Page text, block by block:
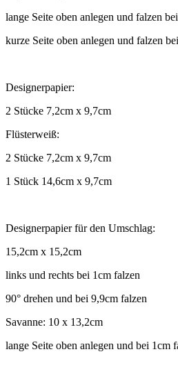
lange Seite oben anlegen und falzen
kurze Seite oben anlegen und falzen
Designerpapier:
2 Stücke 7,2cm x 9,7cm
Flüsterweiß:
2 Stücke 7,2cm x 9,7cm
1 Stück 14,6cm x 9,7cm
Designerpapier für den Umschlag:
15,2cm x 15,2cm
links und rechts bei 1cm falzen
90° drehen und bei 9,9cm falzen
Savanne: 10 x 13,2cm
lange Seite oben anlegen und bei 1cm